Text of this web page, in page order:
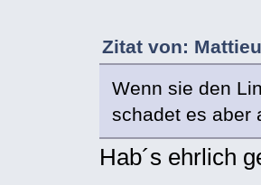
Zitat von:
Wenn sie den
schadet es aber
Hab´s ehrlich